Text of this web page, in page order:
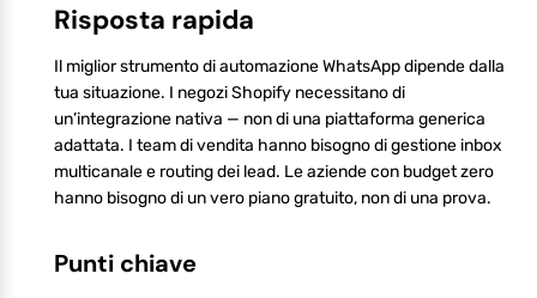
Risposta rapida
Il miglior strumento di automazione WhatsApp dipende dalla
tua situazione. I negozi Shopify necessitano di
un’integrazione nativa — non di una piattaforma generica
adattata. I team di vendita hanno bisogno di gestione inbox
multicanale e routing dei lead. Le aziende con budget zero
hanno bisogno di un vero piano gratuito, non di una prova.
Punti chiave